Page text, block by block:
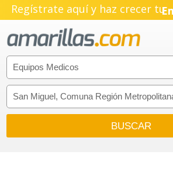
Regístrate aquí y haz crecer tu